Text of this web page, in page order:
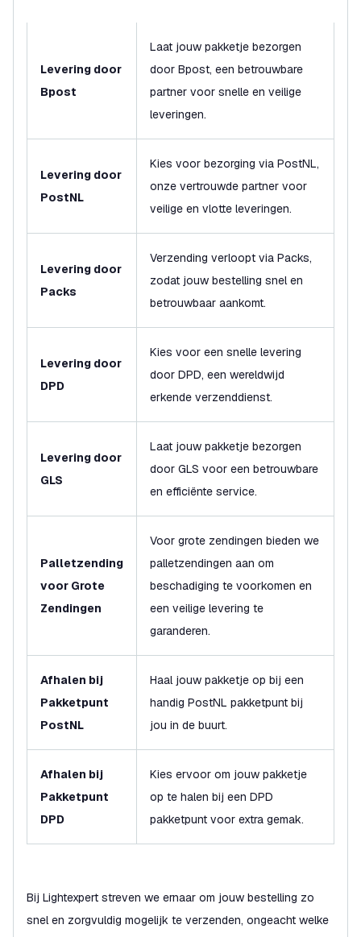
Levering door
Bpost
Laat jouw pakketje bezorgen
door Bpost, een betrouwbare
partner voor snelle en veilige
leveringen.
Levering door
PostNL
Kies voor bezorging via PostNL,
onze vertrouwde partner voor
veilige en vlotte leveringen.
Levering door
Packs
Verzending verloopt via Packs,
zodat jouw bestelling snel en
betrouwbaar aankomt.
Levering door
DPD
Kies voor een snelle levering
door DPD, een wereldwijd
erkende verzenddienst.
Levering door
GLS
Laat jouw pakketje bezorgen
door GLS voor een betrouwbare
en efficiënte service.
Palletzending
voor Grote
Zendingen
Voor grote zendingen bieden we
palletzendingen aan om
beschadiging te voorkomen en
een veilige levering te
garanderen.
Afhalen bij
Pakketpunt
PostNL
Haal jouw pakketje op bij een
handig PostNL pakketpunt bij
jou in de buurt.
Afhalen bij
Pakketpunt
DPD
Kies ervoor om jouw pakketje
op te halen bij een DPD
pakketpunt voor extra gemak.
Bij Lightexpert streven we ernaar om jouw bestelling zo
snel en zorgvuldig mogelijk te verzenden, ongeacht welke